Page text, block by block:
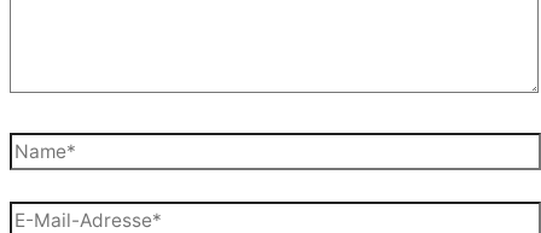
Name*
E-